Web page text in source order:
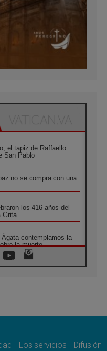
el tapiz de Raffaello
San Pablo
no se compra con una
los 416 años del
Grita
contemplamos la
la muerte
Santuario de la Madre
Los servicios Difusión